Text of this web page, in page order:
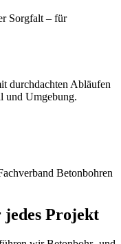
Sorgfalt – für
durchdachten Abläufen
und Umgebung.
Betonbohren
Projekt